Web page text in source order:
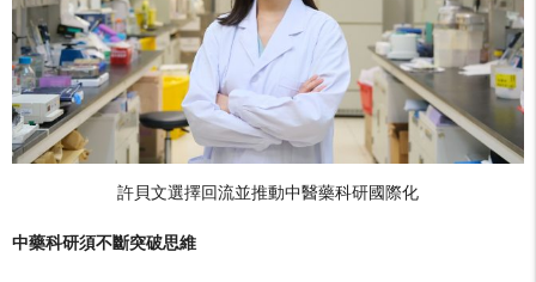
許貝文選擇回流並推動中醫藥科研國際化
中藥科研須不斷突破思維